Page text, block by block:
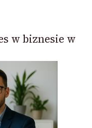
w biznesie w